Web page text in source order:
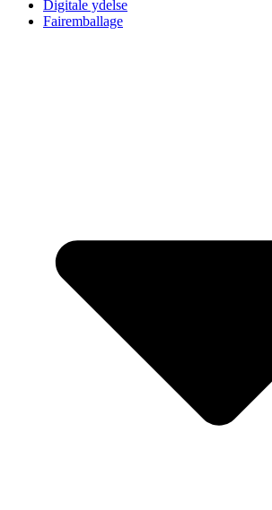
Digitale ydelse
Fairemballage